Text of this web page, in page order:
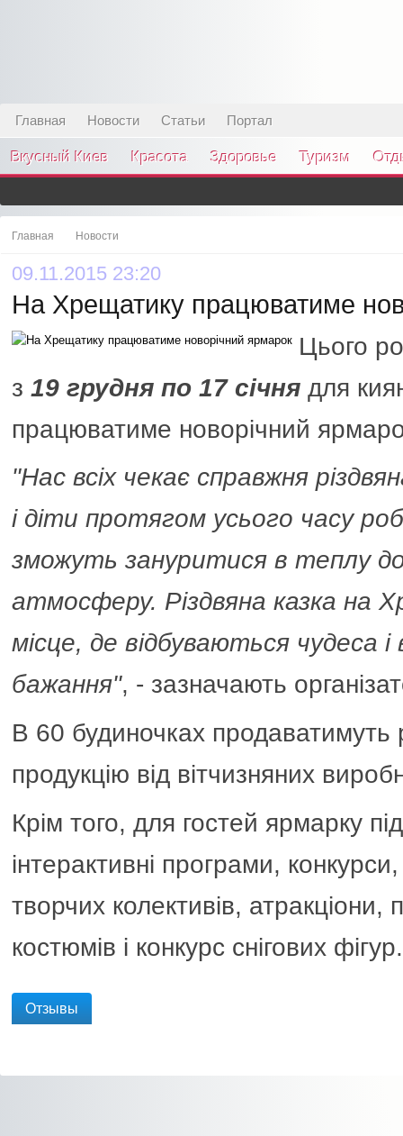
Главная Новости Статьи Портал
Вкусный Киев Красота Здоровье Туризм
Главная Новости
09.11.2015 23:20
На Хрещатику працюватиме
Цього
з 19 грудня по 17 січня для
працюватиме новорічний
"Нас всіх чекає справжня
і діти протягом усього часу
зможуть зануритися в теплу
атмосферу. Різдвяна казка на
місце, де відбуваються чудеса
бажання", - зазначають
В 60 будиночках продаватимуть
продукцію від вітчизняних
Крім того, для гостей ярмарку
інтерактивні програми,
творчих колективів, атракціони,
костюмів і конкурс снігових фігур.
Отзывы